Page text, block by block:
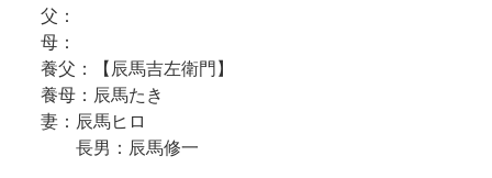
父：
母：
養父：【辰馬吉左衛門】
養母：辰馬たき
妻：辰馬ヒロ
長男：辰馬修一